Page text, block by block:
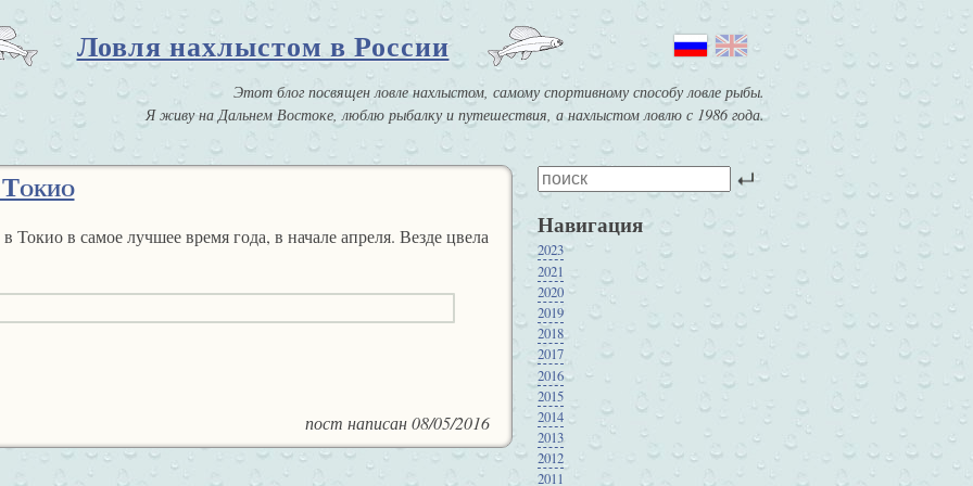
Ловля нахлыстом в России
Этот блог посвящен ловле нахлыстом, самому спортивному способу ловле рыбы.
Я живу на Дальнем Востоке, люблю рыбалку и путешествия, а нахлыстом ловлю с 1986 года.
в самое лучшее время года, в начале апреля. Везде цвела
пост написан08/05/2016
Навигация
2023
2021
2020
2019
2018
2017
2016
2015
2014
2013
2012
2011